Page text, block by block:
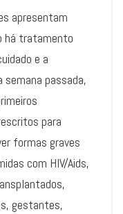
apresentam
há tratamento
e a
semana passada,
para
formas graves
com HIV/Aids,
gestantes,